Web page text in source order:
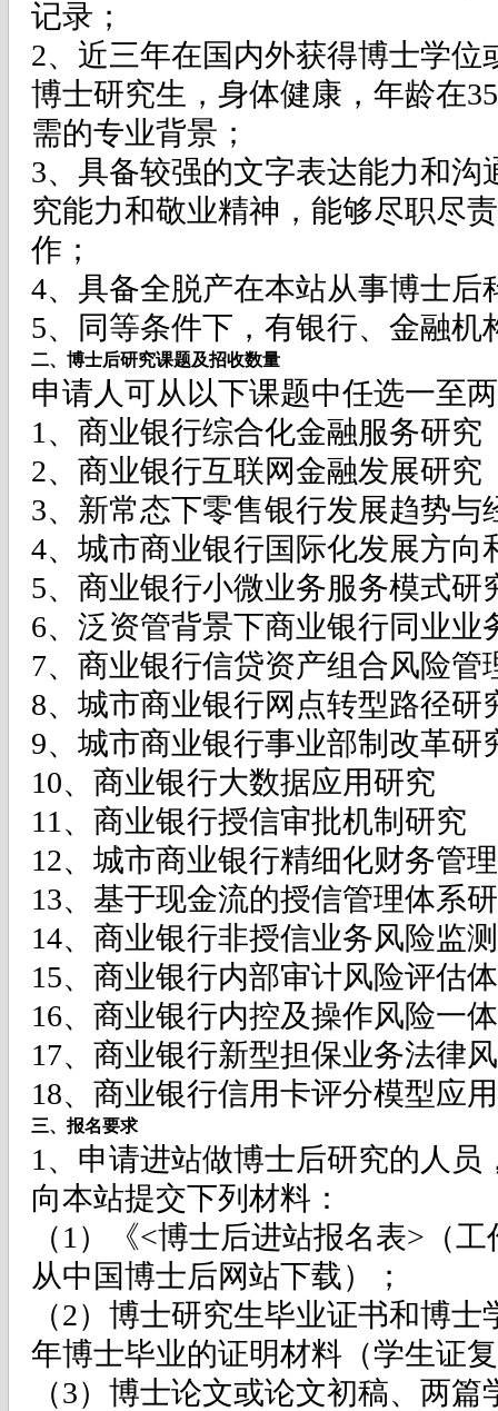
记录；
2、近三年在国内外获得博士学位
博士研究生，身体健康，年龄在
需的专业背景；
3、具备较强的文字表达能力和沟
究能力和敬业精神，能够尽职尽
作；
4、具备全脱产在本站从事博士后
5、同等条件下，有银行、金融机
二、博士后研究课题及招收数量
申请人可从以下课题中任选一至
1、商业银行综合化金融服务研究
2、商业银行互联网金融发展研究
3、新常态下零售银行发展趋势与
4、城市商业银行国际化发展方向
5、商业银行小微业务服务模式研
6、泛资管背景下商业银行同业业
7、商业银行信贷资产组合风险管
8、城市商业银行网点转型路径研
9、城市商业银行事业部制改革研
10、商业银行大数据应用研究
11、商业银行授信审批机制研究
12、城市商业银行精细化财务管
13、基于现金流的授信管理体系
14、商业银行非授信业务风险监
15、商业银行内部审计风险评估
16、商业银行内控及操作风险一
17、商业银行新型担保业务法律
18、商业银行信用卡评分模型应
三、报名要求
1、申请进站做博士后研究的人员
向本站提交下列材料：
（1）《<博士后进站报名表>（
从中国博士后网站下载）；
（2）博士研究生毕业证书和博
年博士毕业的证明材料（学生证
（3）博士论文或论文初稿、两